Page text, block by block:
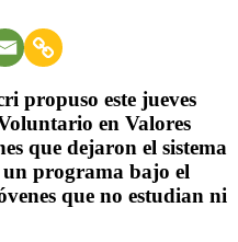
propuso este jueves
en Valores
que dejaron el sistema
programa bajo el
que no estudian ni